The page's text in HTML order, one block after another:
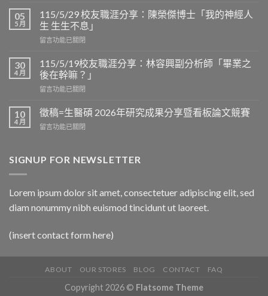
邀
=
生
醫
2026
看
板
論
競
賽
午
D
中
05
5 月
115/5/29 校友職涯分享：陳榮傑博士「我的神經人
生 生生不息」
在
校
友
職
涯
享：
榮
士
神
人
生
中
留言功能已關閉
30
4 月
115/5/19校友職涯分享：林容興副分析師「畢業之
後在幹嘛？」
在
校
友
職
享：
興
副
分
「畢
後
留言功能已關閉
10
4 月
徵稿=生醫碩 2026年研究成果分享暨看板論文競賽
在
=
2026
年
成
分
留言功能已關閉
SIGNUP FOR NEWSLETTER
Lorem ipsum dolor sit amet, consectetuer adipiscing elit, sed
diam nonummy nibh euismod tincidunt ut laoreet.
(insert contact form here)
ABOUT OUR STORES BLOG CONTACT FAQ
Copyright 2026 © Flatsome Theme